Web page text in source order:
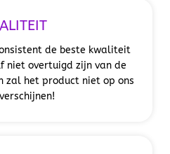
de beste kwaliteit
niet overtuigd zijn van de
zal het product niet op ons